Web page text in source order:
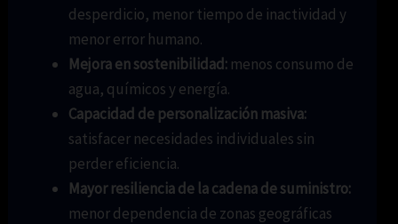
desperdicio, menor tiempo de inactividad y
menor error humano.
Mejora en sostenibilidad: menos consumo de
agua, químicos y energía.
Capacidad de personalización masiva:
satisfacer necesidades individuales sin
perder eficiencia.
Mayor resiliencia de la cadena de suministro:
menor dependencia de zonas geográficas